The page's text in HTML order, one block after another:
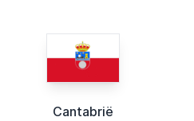
Cantabrië